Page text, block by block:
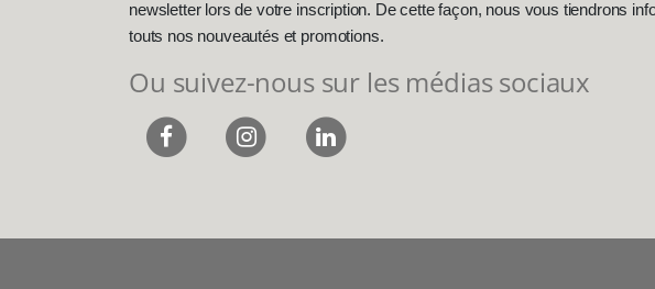
newsletter lors de votre inscription. De cette façon, nous vous tiendrons
touts nos nouveautés et promotions.
Ou suivez-nous sur les médias sociaux